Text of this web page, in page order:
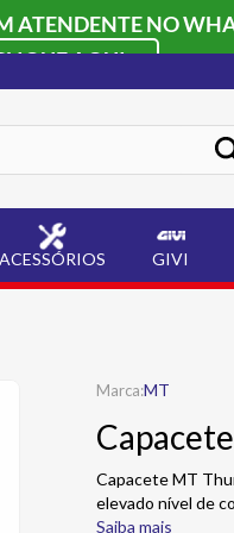
ATENDENTE NO
AQUI
ACESSÓRIOS GIVI
MT
Capacete MT
elevado nível de
Saiba mais